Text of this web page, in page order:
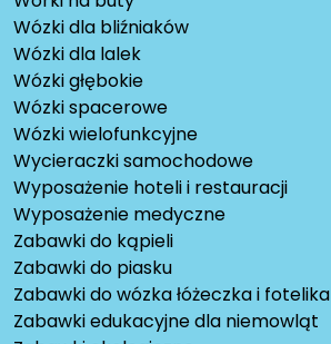
Wózki dla bliźniaków
Wózki dla lalek
Wózki głębokie
Wózki spacerowe
Wózki wielofunkcyjne
Wycieraczki samochodowe
Wyposażenie hoteli i restauracji
Wyposażenie medyczne
Zabawki do kąpieli
Zabawki do piasku
Zabawki do wózka łóżeczka i fotelika
Zabawki edukacyjne dla niemowląt